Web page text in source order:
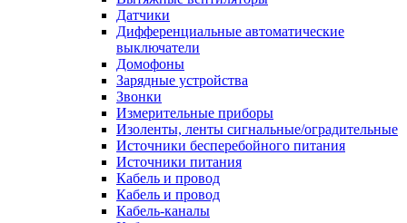
Датчики
Дифференциальные автоматические
выключатели
Домофоны
Зарядные устройства
Звонки
Измерительные приборы
Изоленты, ленты сигнальные/оградительные
Источники бесперебойного питания
Источники питания
Кабель и провод
Кабель и провод
Кабель-каналы